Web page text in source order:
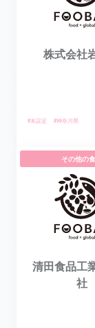
株式会社
#未設定 #神奈川県
その他の
清田食品工
社